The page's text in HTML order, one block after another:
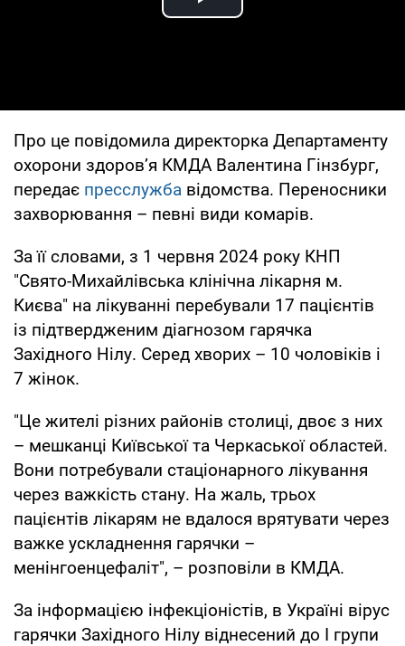
Play Video
Про це повідомила директорка Департаменту
охорони здоров’я КМДА Валентина Гінзбург,
передає пресслужба відомства. Переносники
захворювання – певні види комарів.
За її словами, з 1 червня 2024 року КНП
"Свято-Михайлівська клінічна лікарня м.
Києва" на лікуванні перебували 17 пацієнтів
із підтвердженим діагнозом гарячка
Західного Нілу. Серед хворих – 10 чоловіків і
7 жінок.
"Це жителі різних районів столиці, двоє з них
– мешканці Київської та Черкаської областей.
Вони потребували стаціонарного лікування
через важкість стану. На жаль, трьох
пацієнтів лікарям не вдалося врятувати через
важке ускладнення гарячки –
менінгоенцефаліт", – розповіли в КМДА.
За інформацією інфекціоністів, в Україні вірус
гарячки Західного Нілу віднесений до I групи